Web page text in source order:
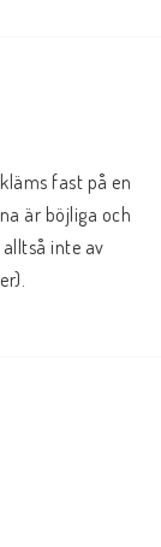
fast på en
är böjliga och
inte av